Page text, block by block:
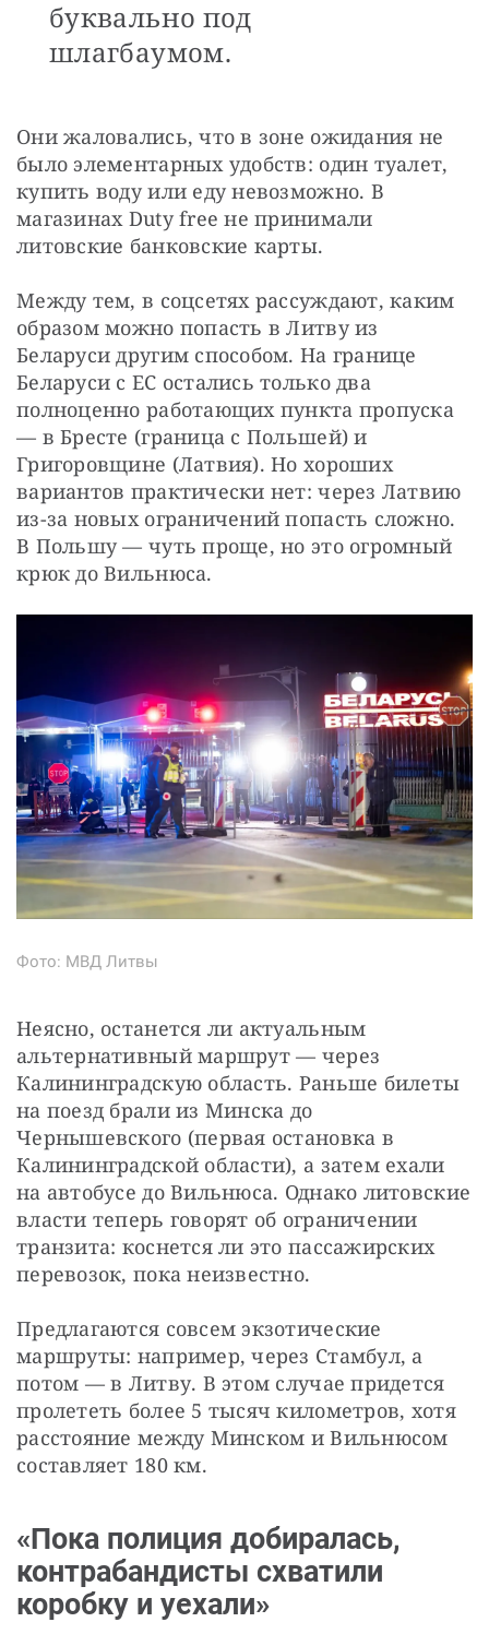
буквально под
шлагбаумом.
Они жаловались, что в зоне ожидания не
было элементарных удобств: один туалет,
купить воду или еду невозможно. В
магазинах Duty free не принимали
литовские банковские карты.
Между тем, в соцсетях рассуждают, каким
образом можно попасть в Литву из
Беларуси другим способом. На границе
Беларуси с ЕС остались только два
полноценно работающих пункта пропуска
— в Бресте (граница с Польшей) и
Григоровщине (Латвия). Но хороших
вариантов практически нет: через Латвию
из-за новых ограничений попасть сложно.
В Польшу — чуть проще, но это огромный
крюк до Вильнюса.
Фото: МВД Литвы
Неясно, останется ли актуальным
альтернативный маршрут — через
Калининградскую область. Раньше билеты
на поезд брали из Минска до
Чернышевского (первая остановка в
Калининградской области), а затем ехали
на автобусе до Вильнюса. Однако литовские
власти теперь говорят об ограничении
транзита: коснется ли это пассажирских
перевозок, пока неизвестно.
Предлагаются совсем экзотические
маршруты: например, через Стамбул, а
потом — в Литву. В этом случае придется
пролететь более 5 тысяч километров, хотя
расстояние между Минском и Вильнюсом
составляет 180 км.
«Пока полиция добиралась,
контрабандисты схватили
коробку и уехали»